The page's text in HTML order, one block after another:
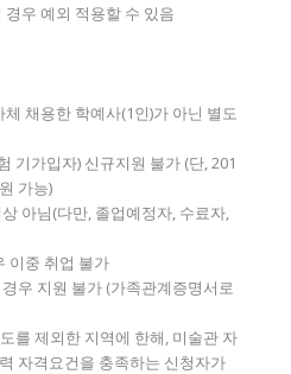
우 예외 적용할 수 있음
채용한 학예사(1인)가 아닌 별도
기가입자) 신규지원 불가 (단, 201
가능)
아님(다만, 졸업예정자, 수료자,
이중 취업 불가
우 지원 불가 (가족관계증명서로
를 제외한 지역에 한해, 미술관 자
자격요건을 충족하는 신청자가